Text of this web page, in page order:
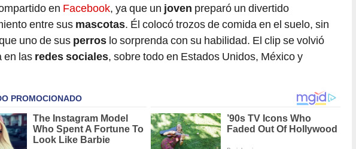
en Facebook, ya que un joven preparó un divertido
entre sus mascotas. Él colocó trozos de comida en el suelo, sin
uno de sus perros lo sorprenda con su habilidad. El clip se volvió
en las redes sociales, sobre todo en Estados Unidos, México y